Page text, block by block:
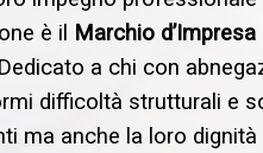
è il
Marchio
a chi con
difficoltà strutturali e
ma anche la loro